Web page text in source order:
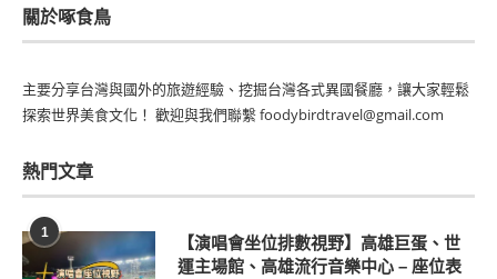
關於啄食鳥
主要分享台灣與國外的旅遊經驗、挖掘台灣各式異國餐廳，讓大家輕鬆
探索世界美食文化！ 歡迎與我們聯繫 foodybirdtravel@gmail.com
熱門文章
1
【演唱會坐位排數視野】高雄巨蛋、世
運主場館、高雄流行音樂中心 – 座位表